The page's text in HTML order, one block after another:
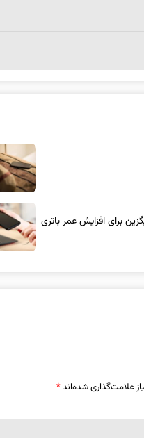
علامت‌گذاری شده‌اند*